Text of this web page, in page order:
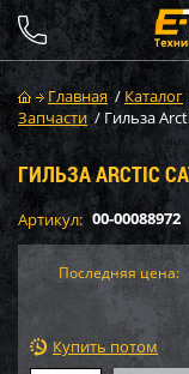
Главная / Каталог
Запчасти / Гильза
ГИЛЬЗА ARCTIC
Артикул: 00-00088972
Последняя цена:
Купить потом